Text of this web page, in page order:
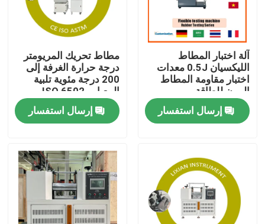
مسكن
عرض الواقع الافتراضي
معلومات عنا
آلة اختبار المطاط
الليكسيان 0.5J معدات
اختبار مقاومة المطاط
المرن للطاقة
إرسال استفسار
مطاط تحريك المريومتر
درجة حرارة الغرفة إلى
200 درجة مئوية تلبية
المعيار ، ISO 6502
الضغط 0.5 Mpa-0.65
Mpa
إرسال استفسار